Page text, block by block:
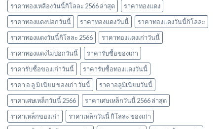
ราคาทองเหลืองวันนี้กิโลละ 2566 ล่าสุด
ราคาทองแดง
ราคาทองแดงปอกวันนี้
ราคาทองแดงวันนี้
ราคาทองแดงวันนี้กิโลละ
ราคาทองแดงวันนี้กิโลละ 2566
ราคาทองแดงเก่าวันนี้
ราคาทองแดงไม่ปอกวันนี้
ราคารับซื้อของเก่า
ราคารับซื้อของเก่าวันนี้
ราคารับซื้อทองแดงวันนี้
ราคา อ ลู มิ เนียม ของเก่า วันนี้
ราคาอลูมิเนียมวันนี้
ราคาเศษเหล็กวันนี้ 2566
ราคาเศษเหล็กวันนี้ 2566 ล่าสุด
ราคาเหล็กของเก่า
ราคาเหล็กวันนี้ กิโลละ ของเก่า